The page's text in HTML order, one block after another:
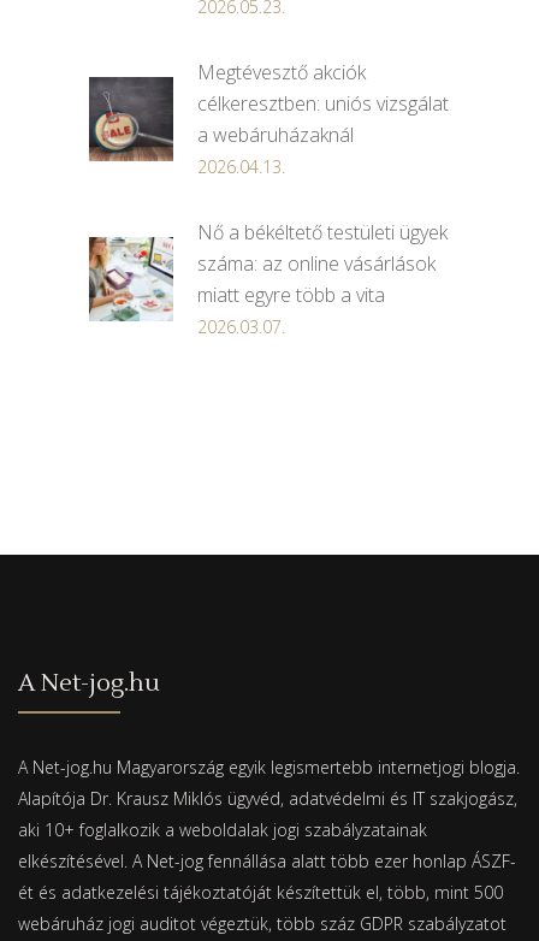
2026.05.23.
Megtévesztő akciók
célkeresztben: uniós vizsgálat
a webáruházaknál
2026.04.13.
Nő a békéltető testületi ügyek
száma: az online vásárlások
miatt egyre több a vita
2026.03.07.
A Net-jog.hu
A Net-jog.hu Magyarország egyik legismertebb internetjogi blogja.
Alapítója Dr. Krausz Miklós ügyvéd, adatvédelmi és IT szakjogász,
aki 10+ foglalkozik a weboldalak jogi szabályzatainak
elkészítésével. A Net-jog fennállása alatt több ezer honlap ÁSZF-
ét és adatkezelési tájékoztatóját készítettük el, több, mint 500
webáruház jogi auditot végeztük, több száz GDPR szabályzatot